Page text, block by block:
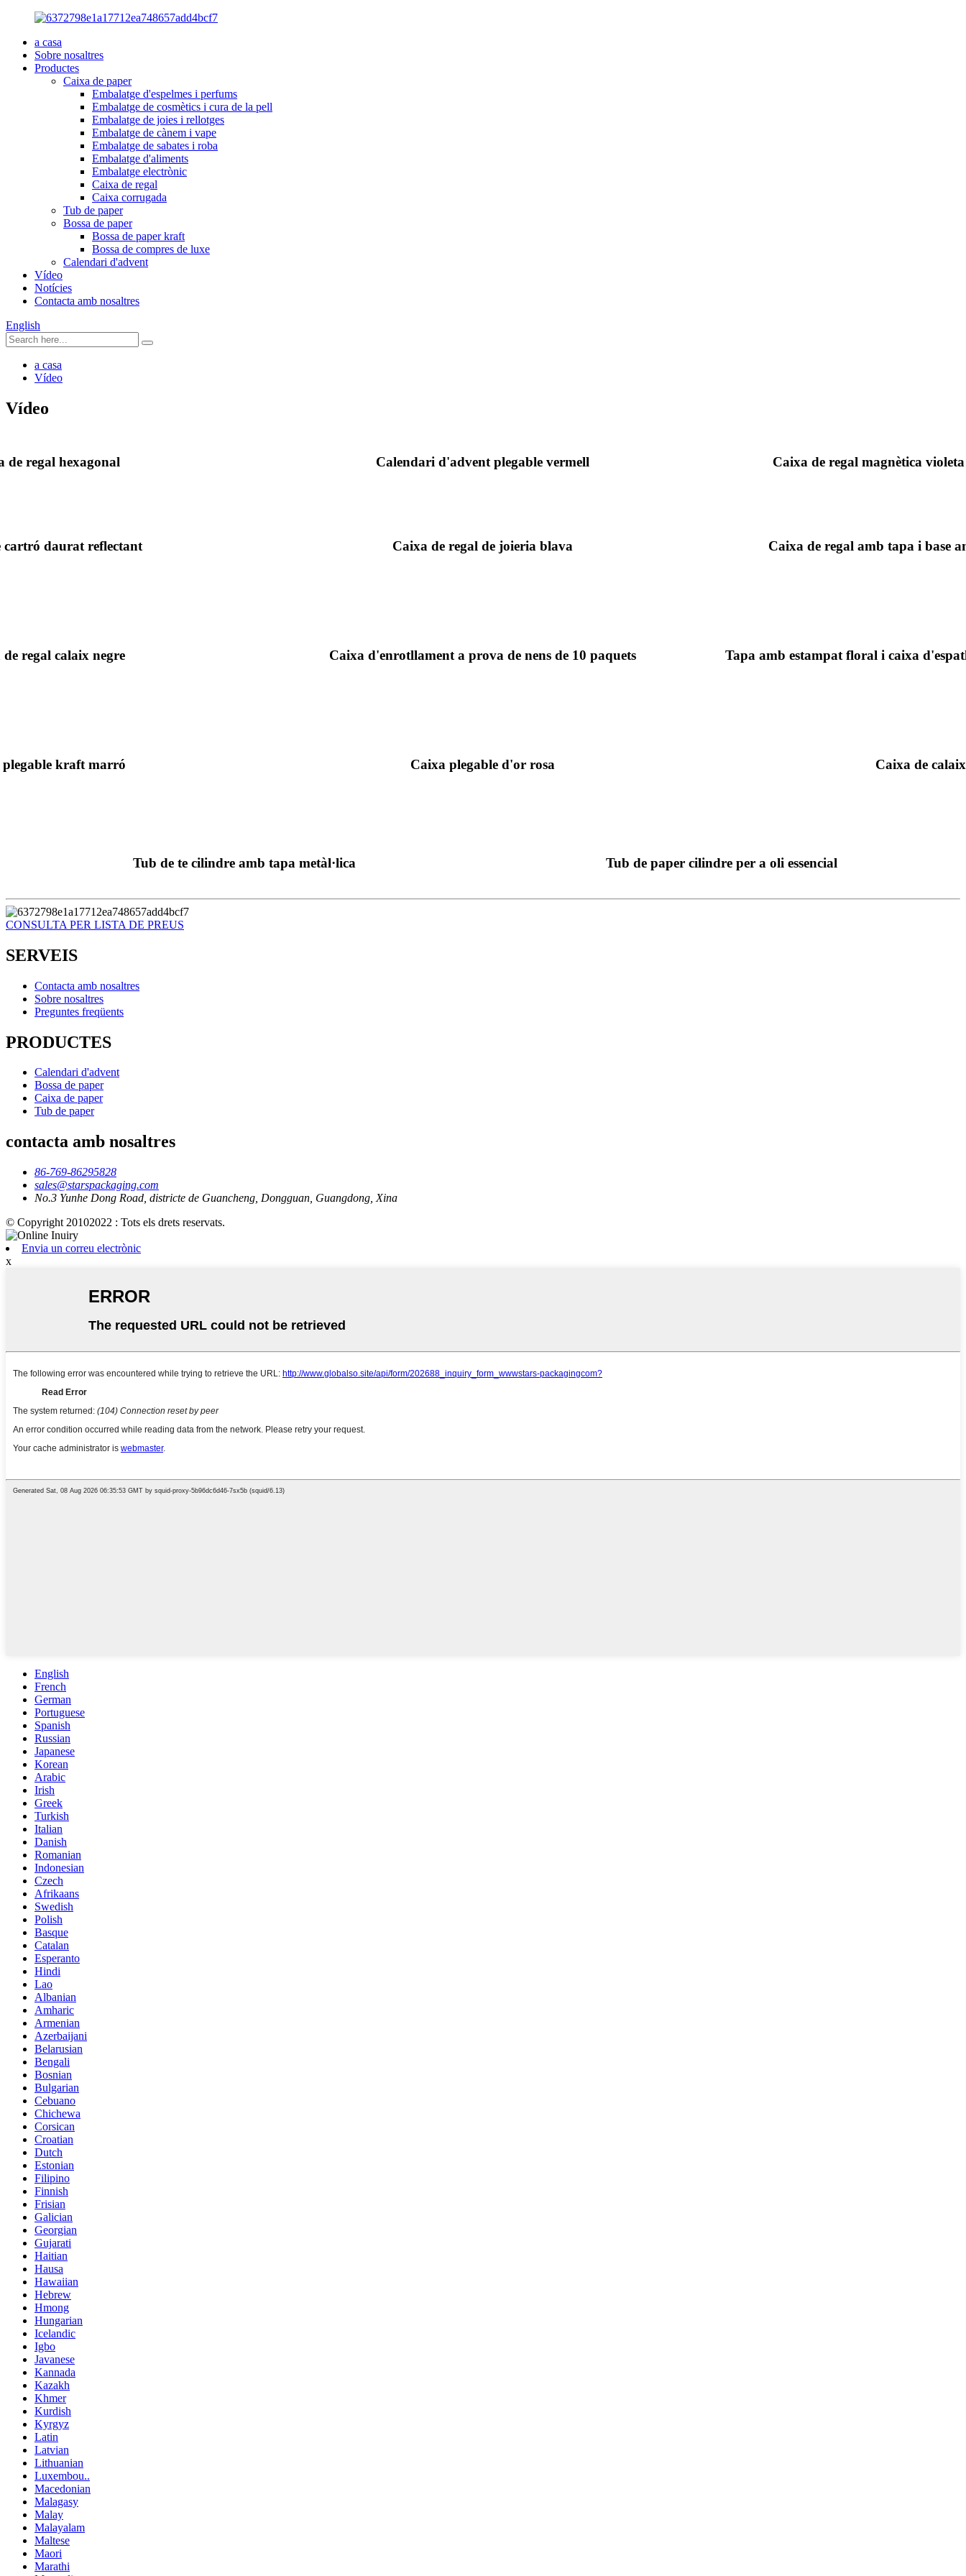
a casa
Sobre nosaltres
Productes
Caixa de paper
Embalatge d'espelmes i perfums
Embalatge de cosmètics i cura de la pell
Embalatge de joies i rellotges
Embalatge de cànem i vape
Embalatge de sabates i roba
Embalatge d'aliments
Embalatge electrònic
Caixa de regal
Caixa corrugada
Tub de paper
Bossa de paper
Bossa de paper kraft
Bossa de compres de luxe
Calendari d'advent
Vídeo
Notícies
Contacta amb nosaltres
English
a casa
Vídeo
Vídeo
de regal hexagonal Calendari d'advent plegable vermell Caixa de regal magnètica
cartró daurat reflectant Caixa de regal de joieria blava Caixa de regal amb tapa i base
regal calaix negre Caixa d'enrotllament a prova de nens de 10 paquets Tapa amb estampat floral i caixa
kraft marró Caixa plegable d'or rosa Caixa de calaix
Tub de te cilindre amb tapa metàl·lica Tub de paper cilindre per a oli essencial
CONSULTA PER LISTA DE PREUS
SERVEIS
Contacta amb nosaltres
Sobre nosaltres
Preguntes freqüents
PRODUCTES
Calendari d'advent
Bossa de paper
Caixa de paper
Tub de paper
contacta amb nosaltres
86-769-86295828
sales@starspackaging.com
No.3 Yunhe Dong Road, districte de Guancheng, Dongguan, Guangdong, Xina
© Copyright 20102022 : Tots els drets reservats.
Envia un correu electrònic
x
English
French
German
Portuguese
Spanish
Russian
Japanese
Korean
Arabic
Irish
Greek
Turkish
Italian
Danish
Romanian
Indonesian
Czech
Afrikaans
Swedish
Polish
Basque
Catalan
Esperanto
Hindi
Lao
Albanian
Amharic
Armenian
Azerbaijani
Belarusian
Bengali
Bosnian
Bulgarian
Cebuano
Chichewa
Corsican
Croatian
Dutch
Estonian
Filipino
Finnish
Frisian
Galician
Georgian
Gujarati
Haitian
Hausa
Hawaiian
Hebrew
Hmong
Hungarian
Icelandic
Igbo
Javanese
Kannada
Kazakh
Khmer
Kurdish
Kyrgyz
Latin
Latvian
Lithuanian
Luxembou..
Macedonian
Malagasy
Malay
Malayalam
Maltese
Maori
Marathi